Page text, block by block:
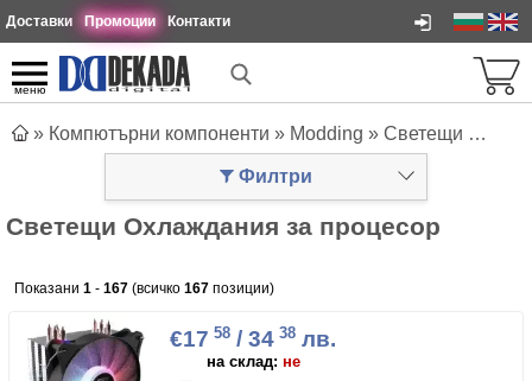
Доставки Промоции Контакти
меню
» Компютърни компоненти » Modding » Светещи Охлаждания за процесор
Светещи Охлаждания за процесор
Показани 1 - 167 (всичко 167 позиции)
€17 58 / 34 38 лв.
на склад: не
Филтри